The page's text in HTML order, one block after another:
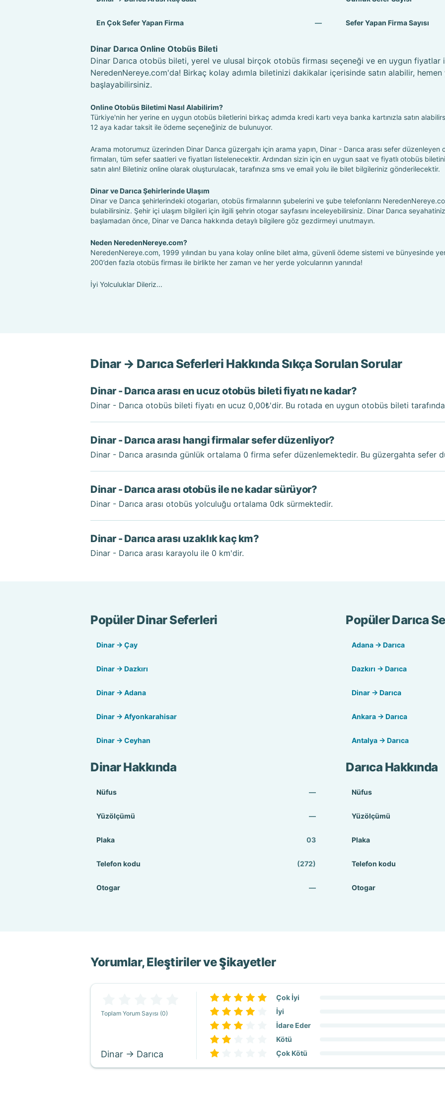
En Çok Sefer Yapan Firma — Sefer Yapan Firma Sayısı
Dinar Darıca Online Otobüs Bileti
Dinar Darıca otobüs bileti, yerel ve ulusal birçok otobüs firması seçeneği ve en uygun fiyatlar
NeredenNereye.com'da! Birkaç kolay adımla biletinizi dakikalar içerisinde satın alabilir,
başlayabilirsiniz.
Online Otobüs Biletimi Nasıl Alabilirim?
Türkiye'nin her yerine en uygun otobüs biletlerini birkaç adımda kredi kartı veya banka kartınızla satın
12 aya kadar taksit ile ödeme seçeneğiniz de bulunuyor.
Arama motorumuz üzerinden Dinar Darıca güzergahı için arama yapın, Dinar - Darıca arası sefer düzenleyen
firmaları, tüm sefer saatleri ve fiyatları listelenecektir. Ardından sizin için en uygun saat ve fiyatlı otobüs
satın alın! Biletiniz online olarak oluşturulacak, tarafınıza sms ve email yolu ile bilet bilgileriniz gönderilecektir.
Dinar ve Darıca Şehirlerinde Ulaşım
Dinar ve Darıca şehirlerindeki otogarları, otobüs firmalarının şubelerini ve şube telefonlarını
bulabilirsiniz. Şehir içi ulaşım bilgileri için ilgili şehrin otogar sayfasını inceleyebilirsiniz. Dinar Darıca
başlamadan önce, Dinar ve Darıca hakkında detaylı bilgilere göz gezdirmeyi unutmayın.
Neden NeredenNereye.com?
NeredenNereye.com, 1999 yılından bu yana kolay online bilet alma, güvenli ödeme sistemi ve bünyesinde
200’den fazla otobüs firması ile birlikte her zaman ve her yerde yolcularının yanında!
İyi Yolculuklar Dileriz...
Dinar → Darıca Seferleri Hakkında Sıkça Sorulan Sorular
Dinar - Darıca arası en ucuz otobüs bileti fiyatı ne kadar?
Dinar - Darıca otobüs bileti fiyatı en ucuz 0,00₺'dir. Bu rotada en uygun otobüs bileti
Dinar - Darıca arası hangi firmalar sefer düzenliyor?
Dinar - Darıca arasında günlük ortalama 0 firma sefer düzenlemektedir. Bu güzergahta sefer
Dinar - Darıca arası otobüs ile ne kadar sürüyor?
Dinar - Darıca arası otobüs yolculuğu ortalama 0dk sürmektedir.
Dinar - Darıca arası uzaklık kaç km?
Dinar - Darıca arası karayolu ile 0 km'dir.
Popüler Dinar Seferleri
Dinar → Çay
Dinar → Dazkırı
Dinar → Adana
Dinar → Afyonkarahisar
Dinar → Ceyhan
Popüler Darıca
Adana → Darıca
Dazkırı → Darıca
Dinar → Darıca
Ankara → Darıca
Antalya → Darıca
Dinar Hakkında
Nüfus —
Yüzölçümü —
Plaka 03
Telefon kodu (272)
Otogar —
Darıca Hakkında
Nüfus
Yüzölçümü
Plaka
Telefon kodu
Otogar
Yorumlar, Eleştiriler ve Şikayetler
Toplam Yorum Sayısı (0)
Dinar → Darıca
Çok İyi
İyi
İdare Eder
Kötü
Çok Kötü